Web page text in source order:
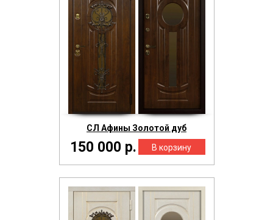
СЛ Афины Золотой дуб
150 000 р.